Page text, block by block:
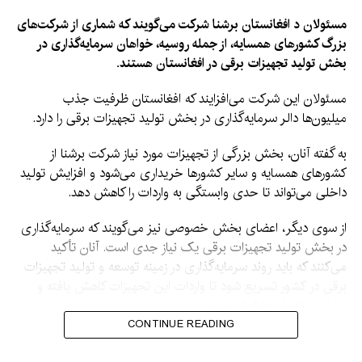
مسئولان د افغانستان برشنا شرکت می‌گویند که شماری از شرکت‌های
بزرگ کشورهای همسایه، از جمله روسیه، خواهان سرمایه‌گذاری در
بخش تولید تجهیزات برقی در افغانستان هستند.
مسئولان این شرکت می‌افزایند که افغانستان ظرفیت جذب
میلیون‌ها دالر سرمایه‌گذاری در بخش تولید تجهیزات برقی را دارد.
به گفته آنان، بخش بزرگی از تجهیزات مورد نیاز شرکت برشنا از
کشورهای همسایه و سایر کشورها خریداری می‌شود و افزایش تولید
داخلی می‌تواند تا حدی وابستگی به واردات را کاهش دهد.
از سوی دیگر، اعضای بخش خصوصی نیز می‌گویند که سرمایه‌گذاری
در بخش تولید تجهیزات برقی یک نیاز جدی است. آنان تأکید
می‌کنند که باید روند سرمایه‌گذاری در زمینه توسعه و تولید تجهیزات
تولیدات داخلی افزایش یابد.
به گفته آنان، این اقدام افزون بر کاهش وابستگی به واردات، زمینه
CONTINUE READING